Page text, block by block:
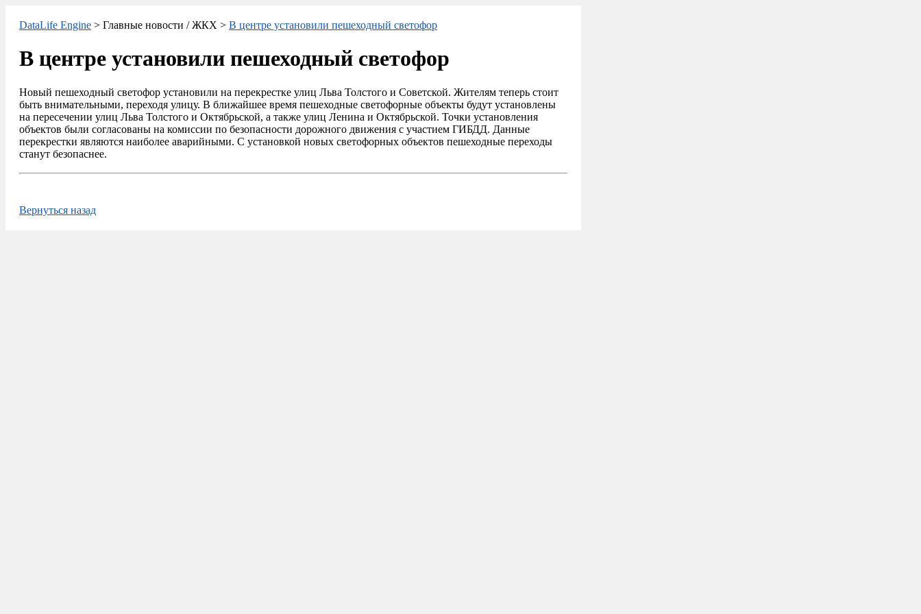
DataLife Engine > Главные новости / ЖКХ > В центре установили пешеходный светофор
В центре установили пешеходный светофор
Новый пешеходный светофор установили на перекрестке улиц Льва Толстого и Советской. Жителям теперь стоит
быть внимательными, переходя улицу. В ближайшее время пешеходные светофорные объекты будут установлены
на пересечении улиц Льва Толстого и Октябрьской, а также улиц Ленина и Октябрьской. Точки установления
объектов были согласованы на комиссии по безопасности дорожного движения с участием ГИБДД. Данные
перекрестки являются наиболее аварийными. С установкой новых светофорных объектов пешеходные переходы
станут безопаснее.
Вернуться назад